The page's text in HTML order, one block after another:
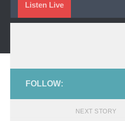
Listen Live
FOLLOW:
NEXT STORY